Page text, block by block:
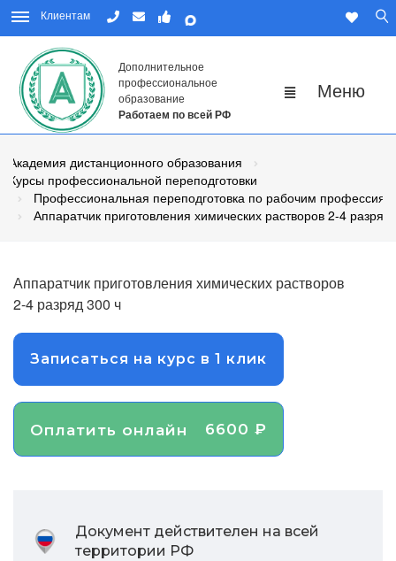
Клиентам
Дополнительное
профессиональное
образование
Работаем по всей РФ
Академия дистанционного образования
Курсы профессиональной переподготовки
Профессиональная переподготовка по рабочим профессиям
Аппаратчик приготовления химических растворов 2-4 разряд
Аппаратчик приготовления химических растворов
2-4 разряд 300 ч
Записаться на курс в 1 клик
Оплатить онлайн 6600 ₽
Документ действителен на всей
территории РФ